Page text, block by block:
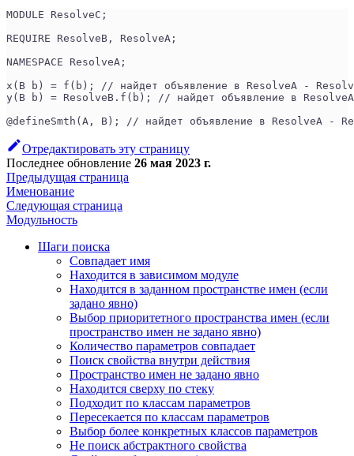
MODULE ResolveC;
REQUIRE ResolveB, ResolveA;
NAMESPACE ResolveA;
x(B b) = f(b); // найдет объявление в ResolveA -
y(B b) = ResolveB.f(b); // найдет объявление в
@defineSmth(A, B); // найдет объявление в ResolveA -
Отредактировать эту страницу
Последнее обновление 26 мая 2023 г.
Предыдущая страница
Именование
Следующая страница
Модульность
Шаги поиска
Совпадает имя
Находится в зависимом модуле
Находится в заданном пространстве имен (если
задано явно)
Выбор приоритетного пространства имен (если
пространство имен не задано явно)
Количество параметров совпадает
Поиск свойства внутри действия
Пространство имен не задано явно
Находится сверху по стеку
Подходит по классам параметров
Пересекается по классам параметров
Выбор более конкретных классов параметров
Не поиск абстрактного свойства